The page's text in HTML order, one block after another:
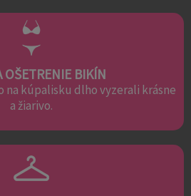
OŠETRENIE BIKÍN
na kúpalisku dlho vyzerali krásne
a žiarivo.